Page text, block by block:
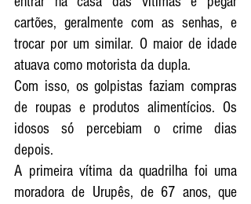
cartões, geralmente com as senhas, e
trocar por um similar. O maior de idade
atuava como motorista da dupla.
Com isso, os golpistas faziam compras
de roupas e produtos alimentícios. Os
idosos só percebiam o crime dias
depois.
A primeira vítima da quadrilha foi uma
moradora de Urupês, de 67 anos, que